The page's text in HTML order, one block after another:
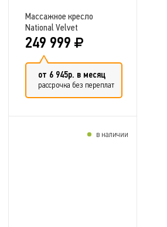
Массажное кресло
National Velvet
249 999
от 6 945р. в месяц
рассрочка без переплат
в наличии